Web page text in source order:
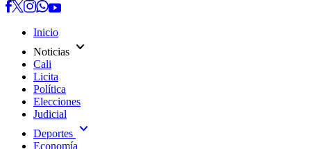
Inicio
Noticias expand_more
Cali
Licita
Política
Elecciones
Judicial
Deportes expand_more
Economía